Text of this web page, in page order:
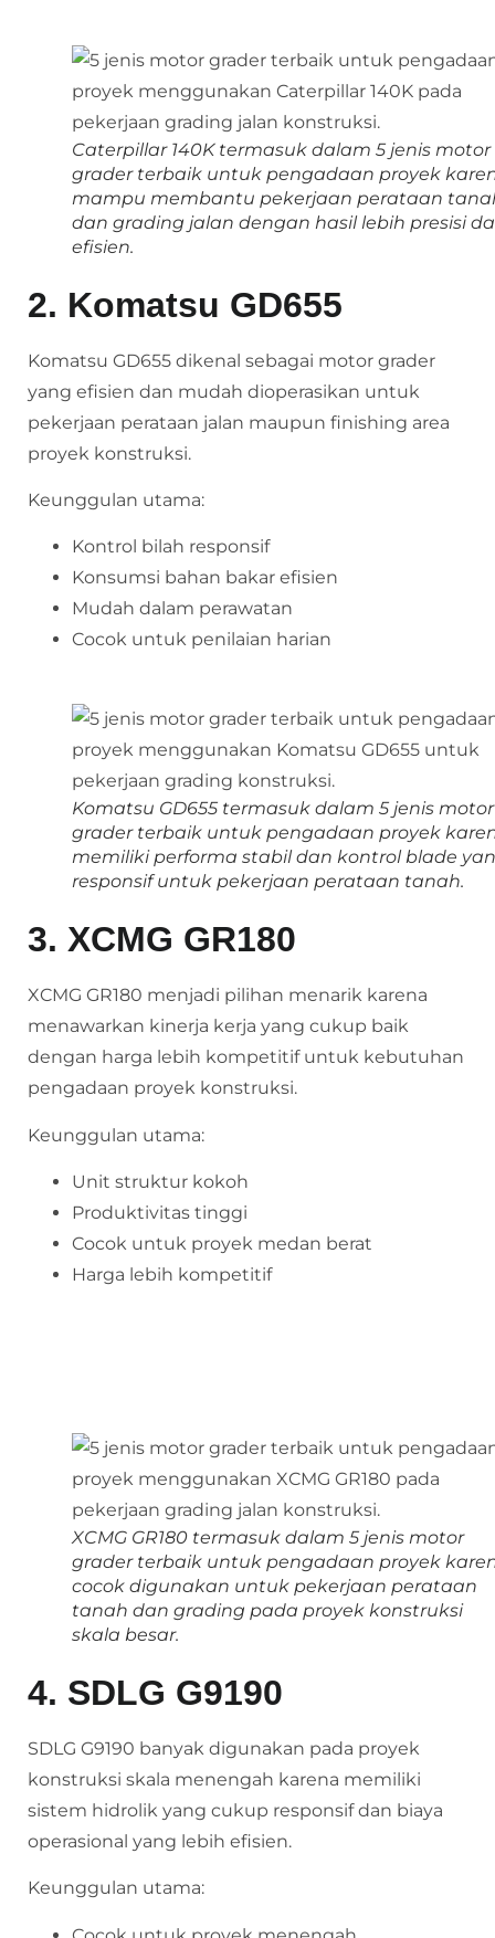
Caterpillar 140K termasuk dalam 5 jenis motor
grader terbaik untuk pengadaan proyek
mampu membantu pekerjaan perataan
dan grading jalan dengan hasil lebih presisi
efisien.
2. Komatsu GD655
Komatsu GD655 dikenal sebagai motor grader
yang efisien dan mudah dioperasikan untuk
pekerjaan perataan jalan maupun finishing area
proyek konstruksi.
Keunggulan utama:
Kontrol bilah responsif
Konsumsi bahan bakar efisien
Mudah dalam perawatan
Cocok untuk penilaian harian
Komatsu GD655 termasuk dalam 5 jenis motor
grader terbaik untuk pengadaan proyek
memiliki performa stabil dan kontrol blade
responsif untuk pekerjaan perataan tanah.
3. XCMG GR180
XCMG GR180 menjadi pilihan menarik karena
menawarkan kinerja kerja yang cukup baik
dengan harga lebih kompetitif untuk kebutuhan
pengadaan proyek konstruksi.
Keunggulan utama:
Unit struktur kokoh
Produktivitas tinggi
Cocok untuk proyek medan berat
Harga lebih kompetitif
XCMG GR180 termasuk dalam 5 jenis motor
grader terbaik untuk pengadaan proyek
cocok digunakan untuk pekerjaan perataan
tanah dan grading pada proyek konstruksi
skala besar.
4. SDLG G9190
SDLG G9190 banyak digunakan pada proyek
konstruksi skala menengah karena memiliki
sistem hidrolik yang cukup responsif dan biaya
operasional yang lebih efisien.
Keunggulan utama: